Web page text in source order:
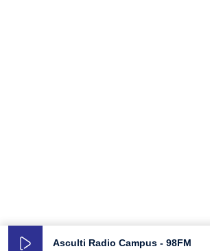
Asculti Radio Campus - 98FM